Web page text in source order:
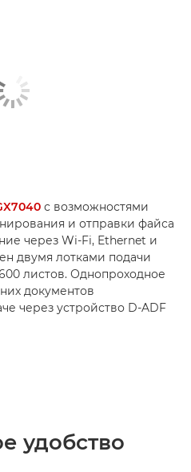
с возможностями
и отправки файса
через Wi-Fi, Ethernet и
двумя лотками подачи
листов. Однопроходное
документов
через устройство D-ADF
удобство